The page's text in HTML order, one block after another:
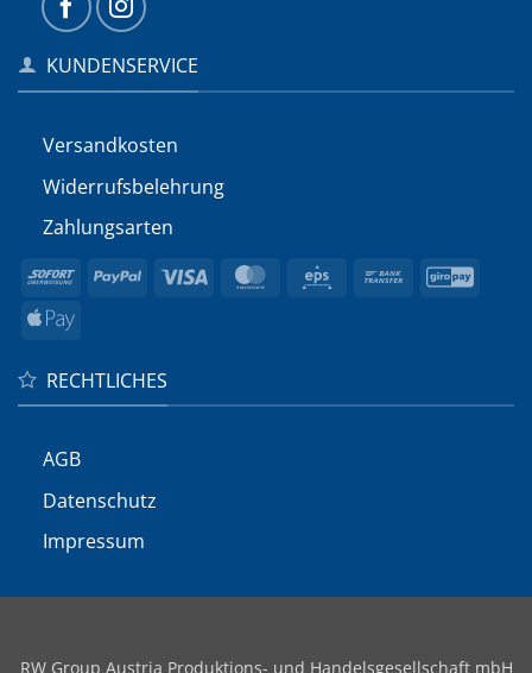
KUNDENSERVICE
Versandkosten
Widerrufs­belehrung
Zahlungsarten
Sofort PayPal Visa MasterCard
Eps
Bank
Apple
RECHTLICHES
AGB
Datenschutz
Impressum
RW Group Austria Produktions- und Handelsgesellschaft mbH